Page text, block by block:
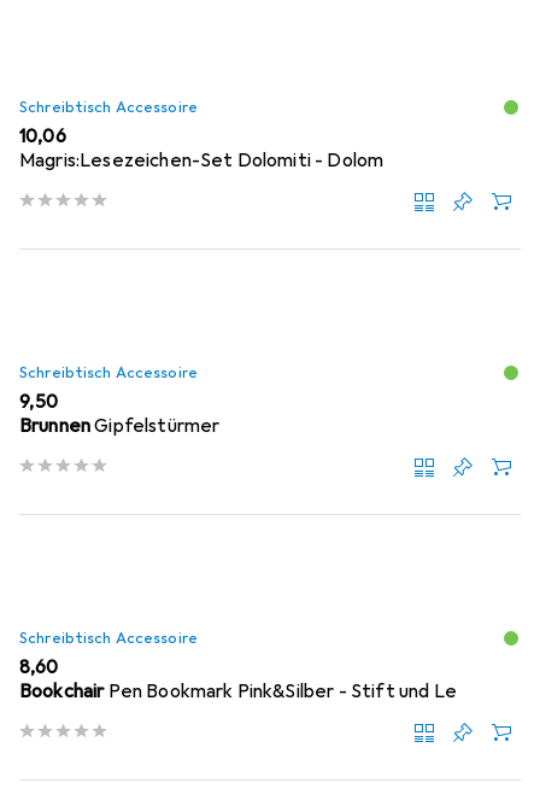
Schreibtisch Accessoire
EUR
10,06
Magris:Lesezeichen-Set Dolomiti - Dolom
Schreibtisch Accessoire
EUR
9,50
BrunnenGipfelstürmer
Schreibtisch Accessoire
EUR
8,60
Bookchair Pen Bookmark Pink&Silber - Stift und Le